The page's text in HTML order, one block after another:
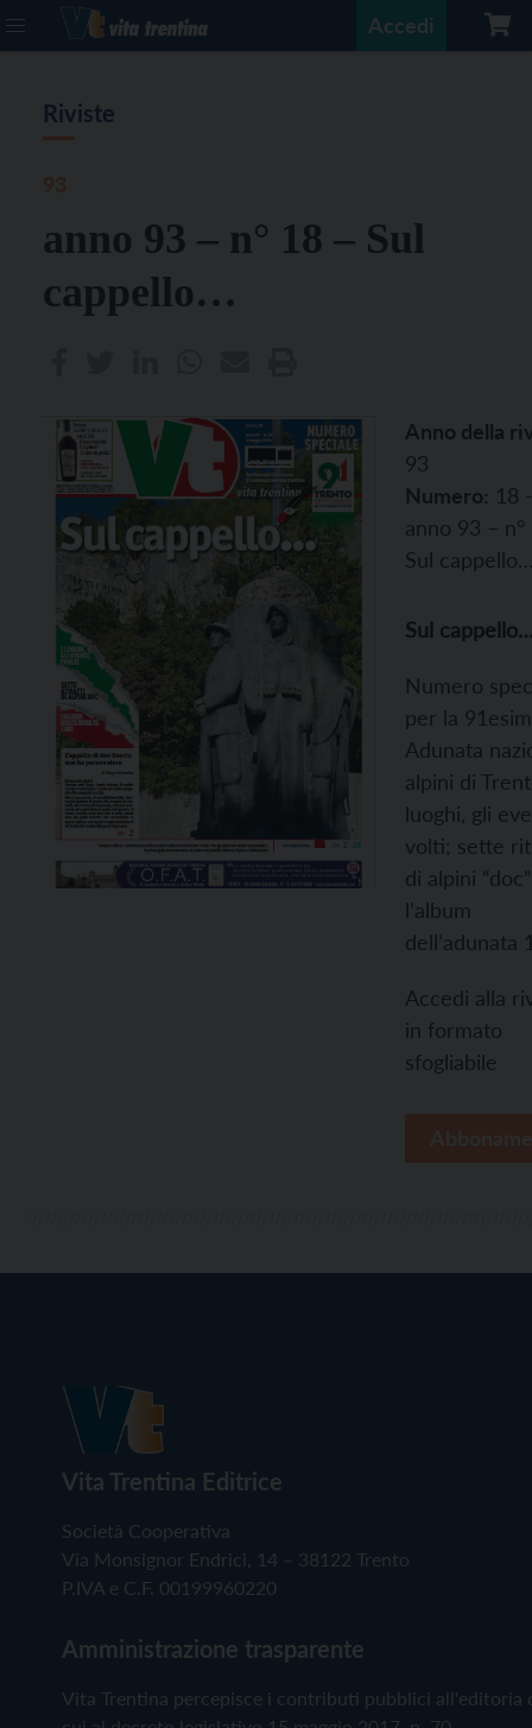
Accedi
Riviste
anno 93 – n° 18 – Sul
cappello…
Anno della
93
Numero: 18 -
anno 93 – n°
Sul
Sul
Numero
per la
Adunata
alpini di
luoghi, gli
volti; sette
di alpini
l’album
dell’adunata
Accedi alla
in formato
sfogliabile
Vita Trentina Editrice
Società Cooperativa
Via Monsignor Endrici, 14 – 38122 Trento
P.IVA e C.F. 00199960220
Amministrazione trasparente
Vita Trentina percepisce i contributi pubblici all'editoria